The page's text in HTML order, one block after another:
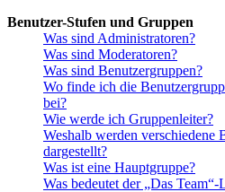
Benutzer-Stufen und Gruppen
Was sind Administratoren?
Was sind Moderatoren?
Was sind Benutzergruppen?
Wo finde ich die
bei?
Wie werde ich Gruppenleiter?
Weshalb werden verschiedene
dargestellt?
Was ist eine Hauptgruppe?
Was bedeutet der „Das